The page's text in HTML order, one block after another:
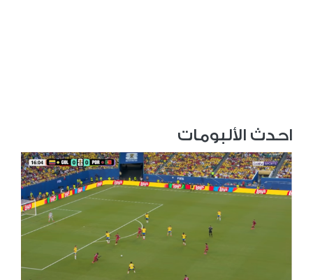
احدث الألبومات